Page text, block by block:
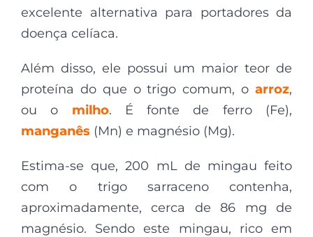
excelente alternativa para portadores da
doença celíaca.
Além disso, ele possui um maior teor de
proteína do que o trigo comum, o arroz,
ou o milho. É fonte de ferro (Fe),
manganês (Mn) e magnésio (Mg).
Estima-se que, 200 mL de mingau feito
com o trigo sarraceno contenha,
aproximadamente, cerca de 86 mg de
magnésio. Sendo este mingau, rico em